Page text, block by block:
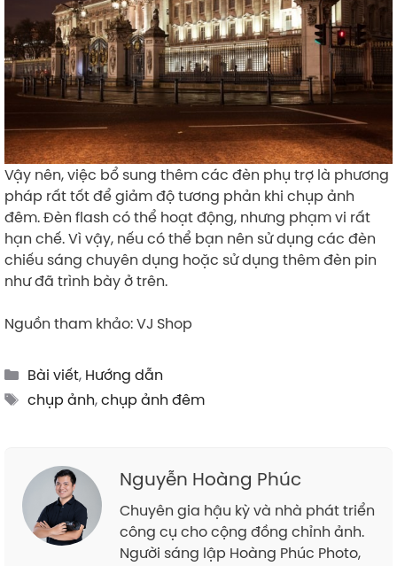
Vậy nên, việc bổ sung thêm các đèn phụ trợ là phương
pháp rất tốt để giảm độ tương phản khi chụp ảnh
đêm. Đèn flash có thể hoạt động, nhưng phạm vi rất
hạn chế. Vì vậy, nếu có thể bạn nên sử dụng các đèn
chiếu sáng chuyên dụng hoặc sử dụng thêm đèn pin
như đã trình bày ở trên.
Nguồn tham khảo: VJ Shop
Categories
Bài viết, Hướng dẫn
Tags
chụp ảnh,chụp ảnh đêm
Nguyễn Hoàng Phúc
Chuyên gia hậu kỳ và nhà phát triển
công cụ cho cộng đồng chỉnh ảnh.
Người sáng lập Hoàng Phúc Photo,